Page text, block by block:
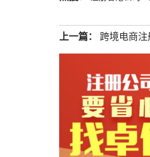
上一篇： 跨境电商